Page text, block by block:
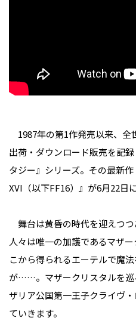
1987年の第1作発売以来、全
出荷・ダウンロード販売を記
タジー』シリーズ。その最新
XVI（以下FF16）』が6月22日
舞台は黄昏の時代を迎えつつ
人々は唯一の加護であるマザ
こから得られるエーテルで魔
が……。マザークリスタルを巡
ザリア公国第一王子クライヴ
ていきます。